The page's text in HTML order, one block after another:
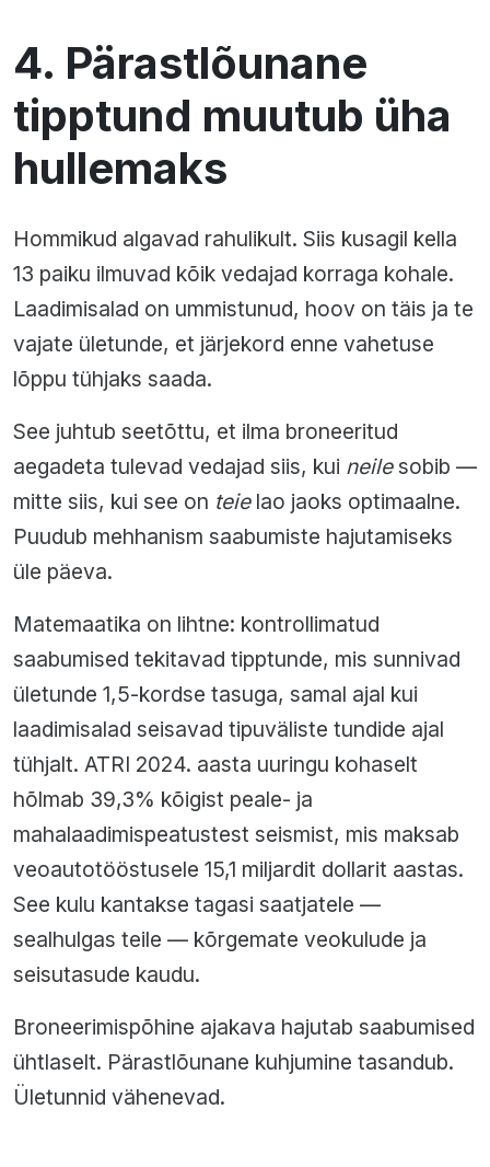
4. Pärastlõunane
tipptund muutub üha
hullemaks
Hommikud algavad rahulikult. Siis kusagil kella
13 paiku ilmuvad kõik vedajad korraga kohale.
Laadimisalad on ummistunud, hoov on täis ja te
vajate ületunde, et järjekord enne vahetuse
lõppu tühjaks saada.
See juhtub seetõttu, et ilma broneeritud
aegadeta tulevad vedajad siis, kui neilesobib —
mitte siis, kui see on teielao jaoks optimaalne.
Puudub mehhanism saabumiste hajutamiseks
üle päeva.
Matemaatika on lihtne: kontrollimatud
saabumised tekitavad tipptunde, mis sunnivad
ületunde 1,5-kordse tasuga, samal ajal kui
laadimisalad seisavad tipuväliste tundide ajal
tühjalt. ATRI 2024. aasta uuringu kohaselt
hõlmab 39,3% kõigist peale- ja
mahalaadimispeatustest seismist, mis maksab
veoautotööstusele 15,1 miljardit dollarit aastas.
See kulu kantakse tagasi saatjatele —
sealhulgas teile — kõrgemate veokulude ja
seisutasude kaudu.
Broneerimispõhine ajakava hajutab saabumised
ühtlaselt. Pärastlõunane kuhjumine tasandub.
Ületunnid vähenevad.